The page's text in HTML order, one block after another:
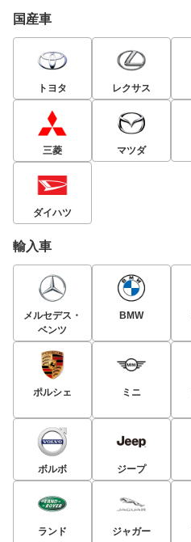
国産車
トヨタ レクサス
三菱 マツダ
ダイハツ
輸入車
メルセデス・
ベンツ
BMW
ポルシェ ミニ
ボルボ ジープ
ランド
ジャガー